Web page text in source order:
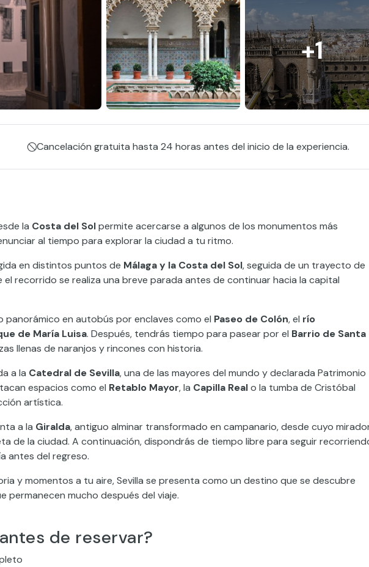
+1
Cancelación gratuita hasta 24 horas antes del inicio de la experiencia.
la Costa del Solpermite acercarse a algunos de los monumentos más
al tiempo para explorar la ciudad a tu ritmo.
en distintos puntos de Málaga y la Costa del Sol, seguida de un trayecto de
recorrido se realiza una breve parada antes de continuar hacia la capital
panorámico en autobús por enclaves como el Paseo de Colón, el río
de María Luisa. Después, tendrás tiempo para pasear por el Barrio de Santa
llenas de naranjos y rincones con historia.
a la Catedral de Sevilla, una de las mayores del mundo y declarada Patrimonio
espacios como el Retablo Mayor, la Capilla Realo la tumba de Cristóbal
artística.
a la Giralda, antiguo alminar transformado en campanario, desde cuyo
de la ciudad. A continuación, dispondrás de tiempo libre para seguir
antes del regreso.
y momentos a tu aire, Sevilla se presenta como un destino que se descubre
permanecen mucho después del viaje.
de reservar?